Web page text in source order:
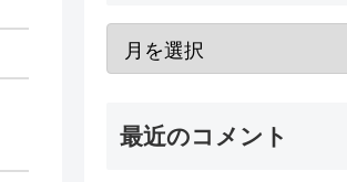
最近のコメント